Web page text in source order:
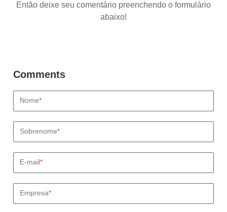
Então deixe seu comentário preenchendo o formulário
abaixo!
Nome*
Sobrenome*
E-mail*
Empresa*